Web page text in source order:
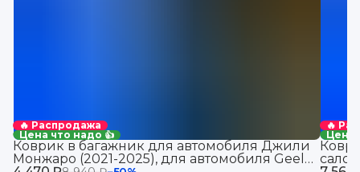
🔥 Распродажа
Цена что надо 👍
Коврик в багажник для автомобиля Джили
Монжаро (2021-2025), для автомобиля Geely
🔥
Цена